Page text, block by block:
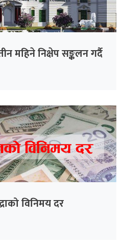
महिने निक्षेप सङ्कलन गर्दै
विनिमय दर